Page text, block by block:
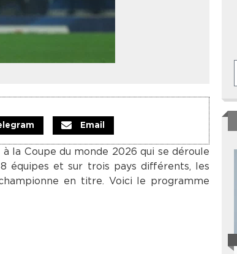
Email
la Coupe du monde 2026 qui se déroule
équipes et sur trois pays différents, les
en titre. Voici le programme